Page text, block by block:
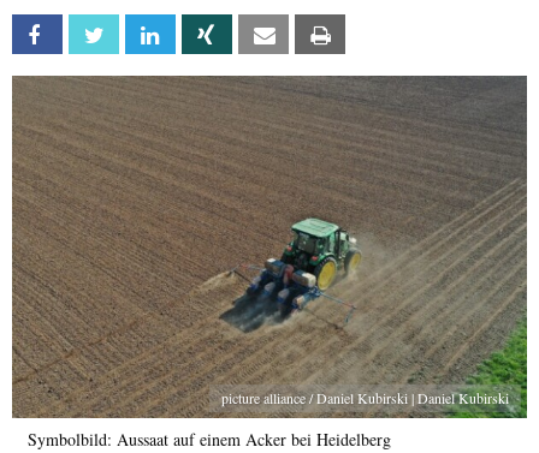
Facebook Twitter Linkedin Xing Email
picture alliance / Daniel Kubirski | Daniel Kubirski
Symbolbild: Aussaat auf einem Acker bei Heidelberg